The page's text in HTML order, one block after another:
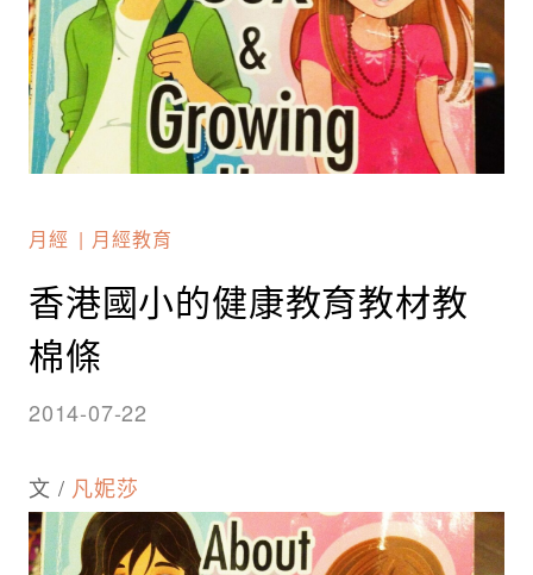
月經 月經教育
香港國小的健康教育教材教
棉條
2014-07-22
文 / 凡妮莎